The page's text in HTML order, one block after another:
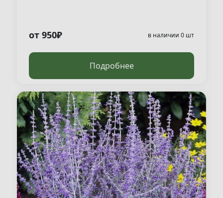
от 950₽ в наличии 0 шт
Подробнее